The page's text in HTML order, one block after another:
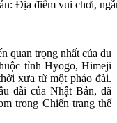
quan trọng nhất của du
tỉnh Hyogo, Himeji
xưa từ một pháo đài.
đài của Nhật Bản, đã
trong Chiến trang thế